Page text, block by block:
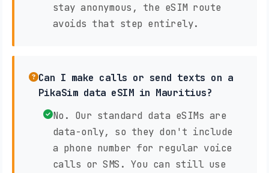
stay anonymous, the eSIM route
avoids that step entirely.
Can I make calls or send texts on a
PikaSim data eSIM in Mauritius?
No. Our standard data eSIMs are
data-only, so they don't include
a phone number for regular voice
calls or SMS. You can still use